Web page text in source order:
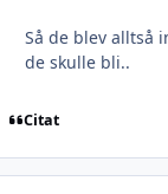
Så de blev alltså
de skulle bli..
Citat